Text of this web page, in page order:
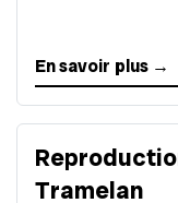
En savoir plus →
Tramelan